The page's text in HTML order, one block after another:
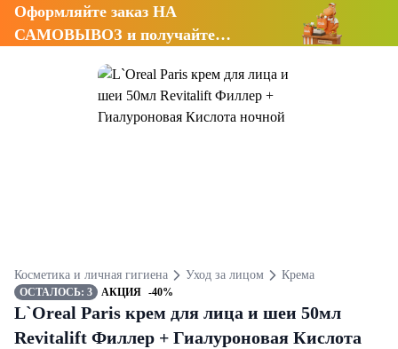
Оформляйте заказ НА
САМОВЫВОЗ и получайте
Косметика и личная гигиена Уход за лицом Крема
ОСТАЛОСЬ: 3 АКЦИЯ -40%
L`Oreal Paris крем для лица и шеи 50мл
Revitalift Филлер + Гиалуроновая Кислота